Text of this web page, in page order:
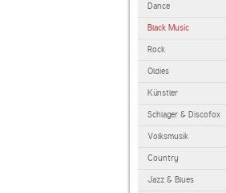
Dance
Black Music
Rock
Oldies
Künstler
Schlager & Discofox
Volksmusik
Country
Jazz & Blues